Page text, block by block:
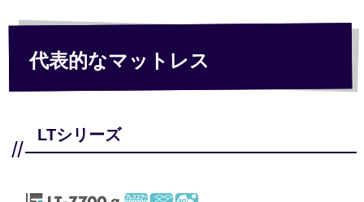
代表的なマットレス
LTシリーズ